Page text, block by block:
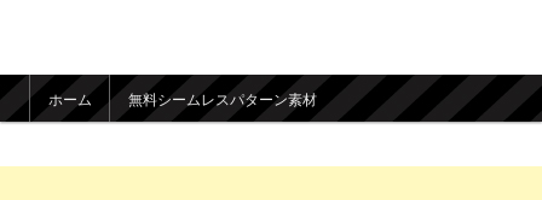
メインメニュー
メインコンテンツへ移動
サブコンテンツへ移動
ホーム 無料シームレスパターン素材